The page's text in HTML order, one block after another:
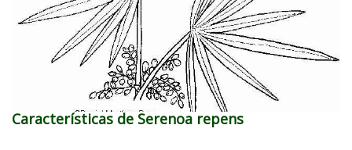
Características de Serenoa repens